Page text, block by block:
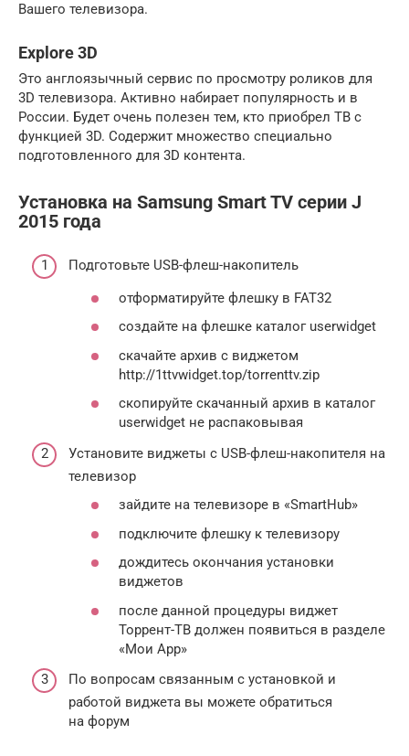
Вашего телевизора.
Explore 3D
Это англоязычный сервис по просмотру роликов для
3D телевизора. Активно набирает популярность и в
России. Будет очень полезен тем, кто приобрел ТВ с
функцией 3D. Содержит множество специально
подготовленного для 3D контента.
Установка на Samsung Smart TV серии J
2015 года
Подготовьте USB-флеш-накопитель
отформатируйте флешку в FAT32
создайте на флешке каталог userwidget
скачайте архив с виджетом
http://1ttvwidget.top/torrenttv.zip
скопируйте скачанный архив в каталог
userwidget не распаковывая
Установите виджеты с USB-флеш-накопителя на
телевизор
зайдите на телевизоре в «SmartHub»
подключите флешку к телевизору
дождитесь окончания установки
виджетов
после данной процедуры виджет
Торрент-ТВ должен появиться в разделе
«Мои App»
По вопросам связанным с установкой и
работой виджета вы можете обратиться
на форум